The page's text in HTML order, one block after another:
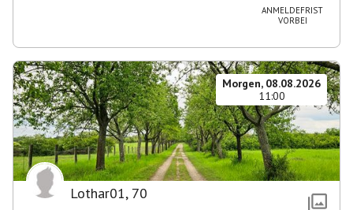
ANMELDEFRIST
VORBEI
Morgen, 08.08.2026
11:00
Lothar01, 70